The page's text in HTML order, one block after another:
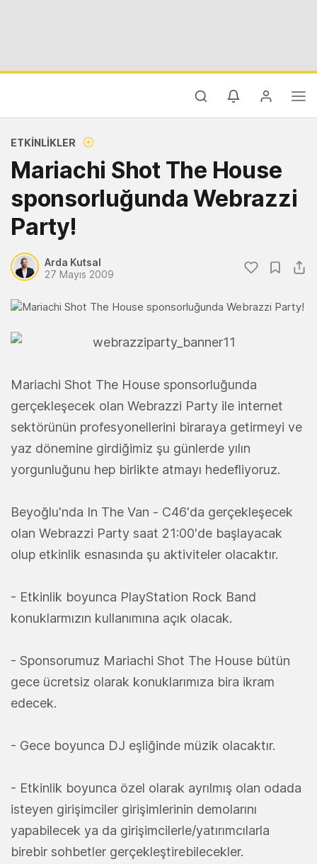
ETKINLIKLER
Mariachi Shot The House
sponsorluğunda Webrazzi
Party!
Arda Kutsal
27 Mayıs 2009
Mariachi Shot The House sponsorluğunda
gerçekleşecek olan Webrazzi Party ile internet
sektörünün profesyonellerini biraraya getirmeyi ve
yaz dönemine girdiğimiz şu günlerde yılın
yorgunluğunu hep birlikte atmayı hedefliyoruz.
Beyoğlu'nda In The Van - C46'da gerçekleşecek
olan Webrazzi Party saat 21:00'de başlayacak
olup etkinlik esnasında şu aktiviteler olacaktır.
- Etkinlik boyunca PlayStation Rock Band
konuklarmızın kullanımına açık olacak.
- Sponsorumuz Mariachi Shot The House bütün
gece ücretsiz olarak konuklarımıza bira ikram
edecek.
- Gece boyunca DJ eşliğinde müzik olacaktır.
- Etkinlik boyunca özel olarak ayrılmış olan odada
isteyen girişimciler girişimlerinin demolarını
yapabilecek ya da girişimcilerle/yatırımcılarla
birebir sohbetler gerçekleştirebilecekler.